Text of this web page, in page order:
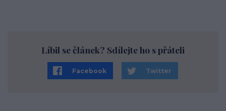
Líbil se článek? Sdílejte ho s přáteli
Facebook Twitter